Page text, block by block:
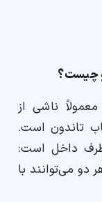
ناشی از
تاندون است.
طرف داخل است:
دو می‌توانند با